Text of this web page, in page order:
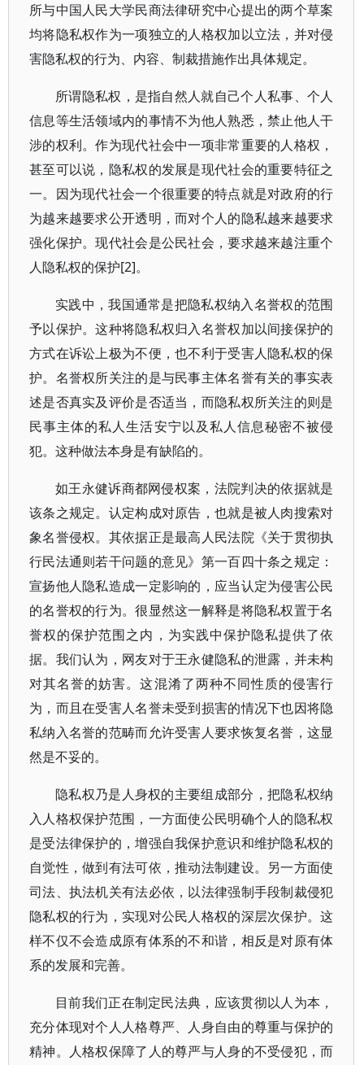
所与中国人民大学民商法律研究中心提出的两个草案
均将隐私权作为一项独立的人格权加以立法，并对侵
害隐私权的行为、内容、制裁措施作出具体规定。
所谓隐私权，是指自然人就自己个人私事、个人
信息等生活领域内的事情不为他人熟悉，禁止他人干
涉的权利。作为现代社会中一项非常重要的人格权，
甚至可以说，隐私权的发展是现代社会的重要特征之
一。因为现代社会一个很重要的特点就是对政府的行
为越来越要求公开透明，而对个人的隐私越来越要求
强化保护。现代社会是公民社会，要求越来越注重个
人隐私权的保护[2]。
实践中，我国通常是把隐私权纳入名誉权的范围
予以保护。这种将隐私权归入名誉权加以间接保护的
方式在诉讼上极为不便，也不利于受害人隐私权的保
护。名誉权所关注的是与民事主体名誉有关的事实表
述是否真实及评价是否适当，而隐私权所关注的则是
民事主体的私人生活安宁以及私人信息秘密不被侵
犯。这种做法本身是有缺陷的。
如王永健诉商都网侵权案，法院判决的依据就是
该条之规定。认定构成对原告，也就是被人肉搜索对
象名誉侵权。其依据正是最高人民法院《关于贯彻执
行民法通则若干问题的意见》第一百四十条之规定：
宣扬他人隐私造成一定影响的，应当认定为侵害公民
的名誉权的行为。很显然这一解释是将隐私权置于名
誉权的保护范围之内，为实践中保护隐私提供了依
据。我们认为，网友对于王永健隐私的泄露，并未构
对其名誉的妨害。这混淆了两种不同性质的侵害行
为，而且在受害人名誉未受到损害的情况下也因将隐
私纳入名誉的范畴而允许受害人要求恢复名誉，这显
然是不妥的。
隐私权乃是人身权的主要组成部分，把隐私权纳
入人格权保护范围，一方面使公民明确个人的隐私权
是受法律保护的，增强自我保护意识和维护隐私权的
自觉性，做到有法可依，推动法制建设。另一方面使
司法、执法机关有法必依，以法律强制手段制裁侵犯
隐私权的行为，实现对公民人格权的深层次保护。这
样不仅不会造成原有体系的不和谐，相反是对原有体
系的发展和完善。
目前我们正在制定民法典，应该贯彻以人为本，
充分体现对个人人格尊严、人身自由的尊重与保护的
精神。人格权保障了人的尊严与人身的不受侵犯，而